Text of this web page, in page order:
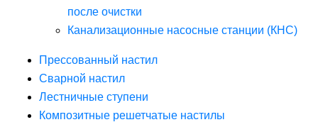
после очистки
Канализационные насосные станции (КНС)
Прессованный настил
Сварной настил
Лестничные ступени
Композитные решетчатые настилы